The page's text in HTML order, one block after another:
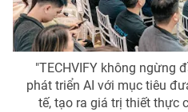
"TECHVIFY không ngừng
phát triển AI với mục tiêu
tế, tạo ra giá trị thiết thực